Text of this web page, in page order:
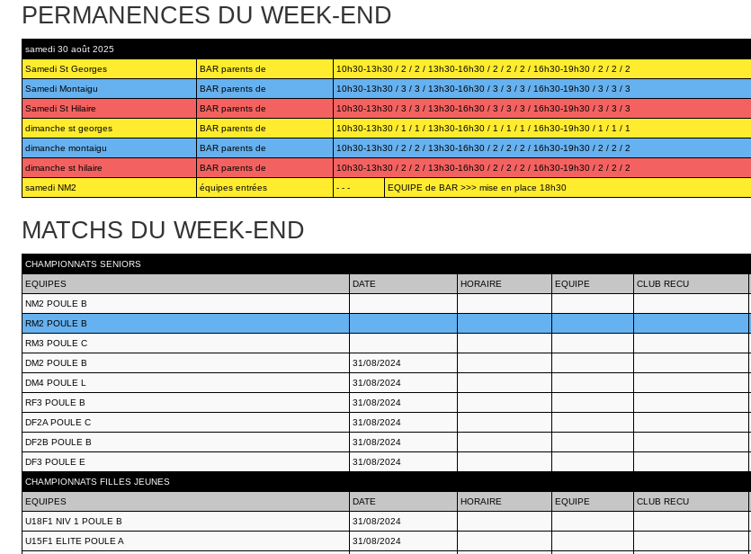
PERMANENCES DU WEEK-END
samedi 30 août 2025
Samedi St Georges
BAR parents de 10h30-13h30 / 2 / 2 / 13h30-16h30 / 2 / 2 / 2 / 16h30-19h30 / 2 / 2 / 2
Samedi Montaigu
BAR parents de 10h30-13h30 / 3 / 3 / 13h30-16h30 / 3 / 3 / 3 / 16h30-19h30 / 3 / 3 / 3
Samedi St Hilaire
BAR parents de 10h30-13h30 / 3 / 3 / 13h30-16h30 / 3 / 3 / 3 / 16h30-19h30 / 3 / 3 / 3
dimanche st georges
BAR parents de 10h30-13h30 / 1 / 1 / 13h30-16h30 / 1 / 1 / 1 / 16h30-19h30 / 1 / 1 / 1
dimanche montaigu
BAR parents de 10h30-13h30 / 2 / 2 / 13h30-16h30 / 2 / 2 / 2 / 16h30-19h30 / 2 / 2 / 2
dimanche st hilaire
BAR parents de 10h30-13h30 / 2 / 2 / 13h30-16h30 / 2 / 2 / 2 / 16h30-19h30 / 2 / 2 / 2
samedi NM2
équipes entrées - - - EQUIPE de BAR >>> mise en place 18h30
MATCHS DU WEEK-END
CHAMPIONNATS SENIORS
EQUIPES
DATE HORAIRE EQUIPE CLUB RECU
NM2 POULE B
RM2 POULE B
RM3 POULE C
DM2 POULE B
31/08/2024
DM4 POULE L
31/08/2024
RF3 POULE B
31/08/2024
DF2A POULE C
31/08/2024
DF2B POULE B
31/08/2024
DF3 POULE E
31/08/2024
CHAMPIONNATS FILLES JEUNES
EQUIPES
DATE HORAIRE EQUIPE CLUB RECU
U18F1 NIV 1 POULE B
31/08/2024
U15F1 ELITE POULE A
31/08/2024